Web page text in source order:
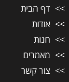
דף הבית
אודות
חנות
מאמרים
צור קשר